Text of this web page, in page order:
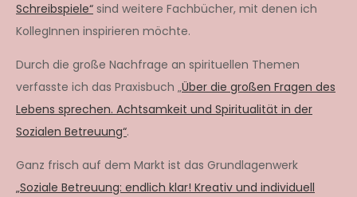
Schreibspiele“ sind weitere Fachbücher, mit denen ich
KollegInnen inspirieren möchte.
Durch die große Nachfrage an spirituellen Themen
verfasste ich das Praxisbuch „Über die großen Fragen des
Lebens sprechen. Achtsamkeit und Spiritualität in der
Sozialen Betreuung“.
Ganz frisch auf dem Markt ist das Grundlagenwerk
„Soziale Betreuung: endlich klar! Kreativ und individuell